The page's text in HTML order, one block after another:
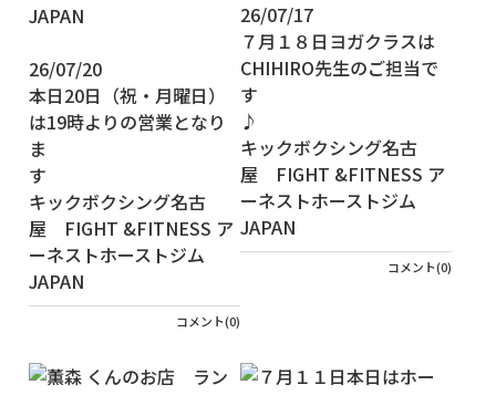
26/07/20
本日20日（祝・月曜日）
は19時よりの営業となり
ま
す
キックボクシング名古
屋 FIGHT &FITNESS ア
ーネストホーストジム
JAPAN
コメント(0)
26/07/17
７月１８日ヨガクラスは
CHIHIRO先生のご担当で
す
キックボクシング名古
屋 FIGHT &FITNESS ア
ーネストホーストジム
JAPAN
コメント(0)